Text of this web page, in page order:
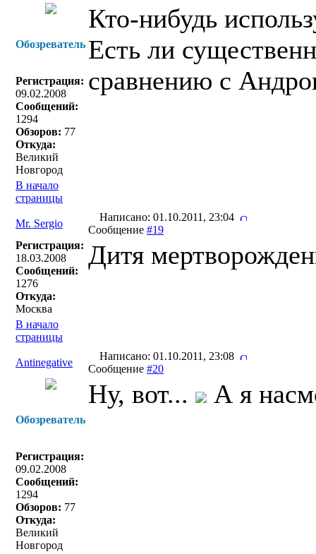
Обозреватель
Регистрация:
09.02.2008
Сообщений:
1294
Обзоров: 77
Откуда:
Великий
Новгород
Кто-нибудь
Есть ли
сравнению с
В начало
страницы
Mr. Sergio
Написано: 01.10.2011, 23:04
Сообщение #19
Регистрация:
18.03.2008
Сообщений:
1276
Откуда:
Москва
Дитя
В начало
страницы
Antinegative
Написано: 01.10.2011, 23:08
Сообщение #20
Обозреватель
Регистрация:
09.02.2008
Сообщений:
1294
Обзоров: 77
Откуда:
Великий
Новгород
Ну, вот... А я